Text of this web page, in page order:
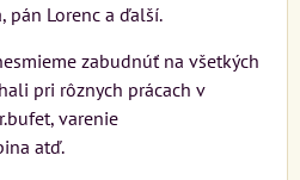
pán Lorenc a ďalší.
zabudnúť na všetkých
pri rôznych prácach v
varenie
atď.